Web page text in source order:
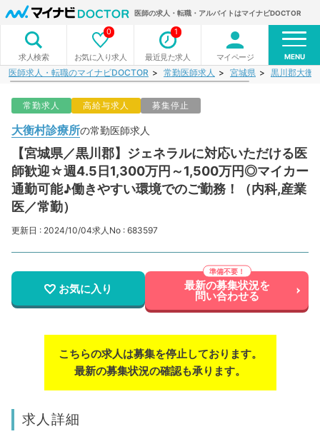
医師の求人・転職・アルバイトはマイナビDOCTOR
求人検索 お気に入り求人
0
最近見た求人
1
マイページ MENU
医師求人・転職のマイナビDOCTOR 常勤医師求人 宮城県 黒川郡大衡
常勤求人 高給与求人 募集停止
大衡村診療所の常勤医師求人
【宮城県／黒川郡】ジェネラルに対応いただける医
師歓迎☆週4.5日1,300万円～1,500万円◎マイカー
通勤可能♪働きやすい環境でのご勤務！（内科,産業
医／常勤）
更新日 : 2024/10/04求人No : 683597
お気に入り 最新の募集状況を
問い合わせる
こちらの求人は募集を停止しております。
最新の募集状況の確認も承ります。
求人詳細